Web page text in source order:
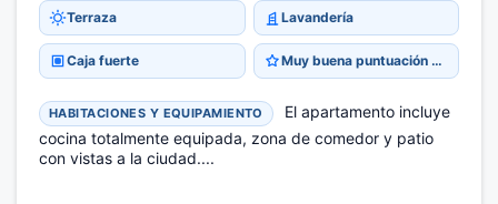
Terraza Lavandería
Caja fuerte Muy buena puntuación 8,5
HABITACIONES Y EQUIPAMIENTO
El apartamento incluye
cocina totalmente equipada, zona de comedor y patio
con vistas a la ciudad....